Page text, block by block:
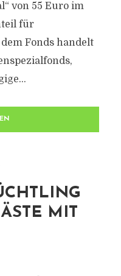
von 55 Euro im
für
Fonds handelt
MIT